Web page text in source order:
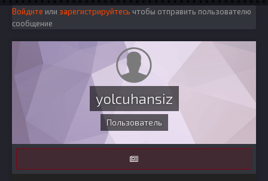
Войдите или зарегистрируйтесь чтобы отправить пользователю
сообщение
yolcuhansiz
Пользователь